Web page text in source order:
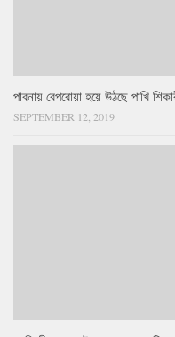
পাবনায় বেপরোয়া হয়ে উঠছে পাখি
SEPTEMBER 12, 2019